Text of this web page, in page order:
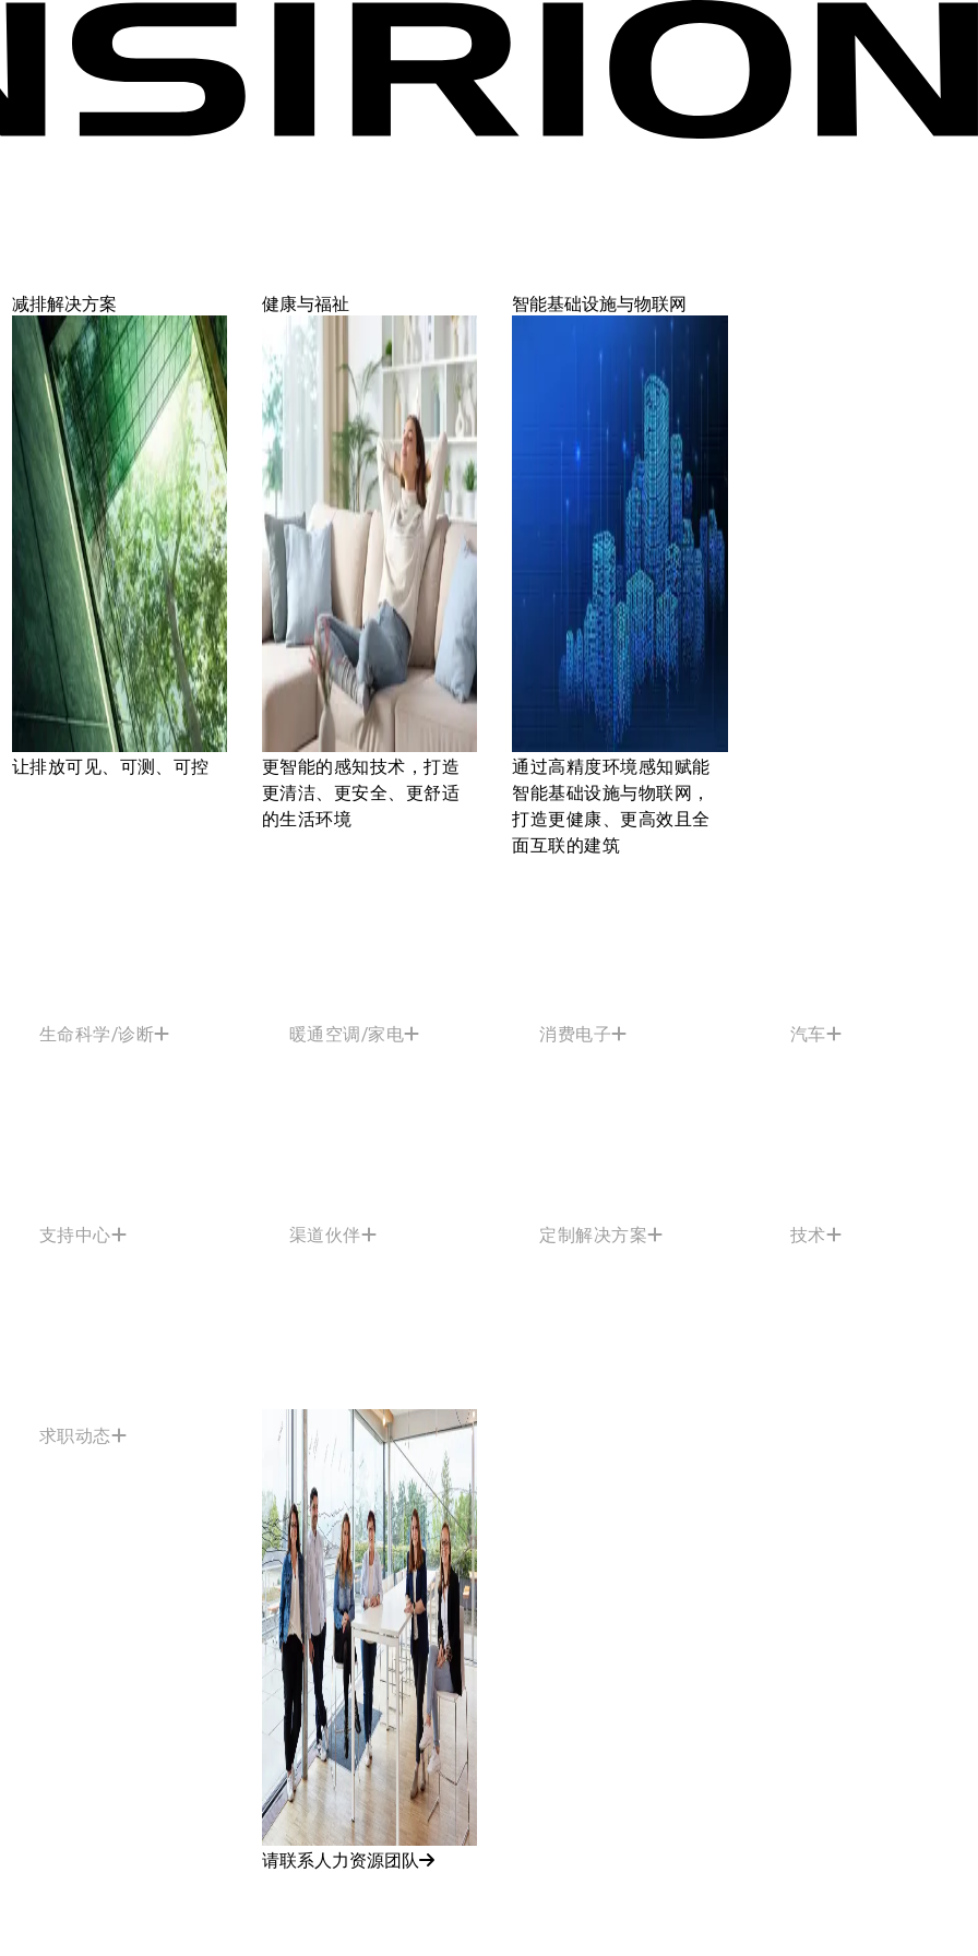
减排解决方案
让排放可见、可测、可控
健康与福祉
更智能的感知技术，打造
更清洁、更安全、更舒适
的生活环境
智能基础设施与物联网
通过高精度环境感知赋能
智能基础设施与物联网，
打造更健康、更高效且全
面互联的建筑
生命科学/诊断 暖通空调/家电 消费电子 汽车
支持中心 渠道伙伴 定制解决方案 技术
求职动态
请联系人力资源团队